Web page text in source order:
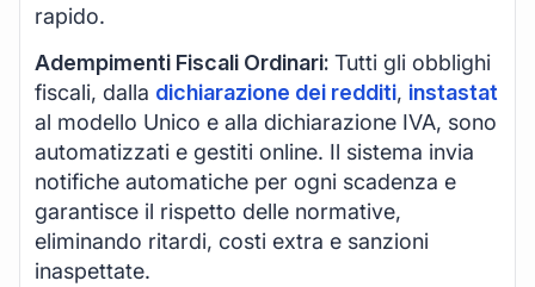
rapido.
Adempimenti Fiscali Ordinari: Tutti gli obblighi
fiscali, dalla dichiarazione dei redditi, instastat
al modello Unico e alla dichiarazione IVA, sono
automatizzati e gestiti online. Il sistema invia
notifiche automatiche per ogni scadenza e
garantisce il rispetto delle normative,
eliminando ritardi, costi extra e sanzioni
inaspettate.